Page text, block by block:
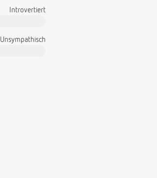
Introvertiert
Unsympathisch